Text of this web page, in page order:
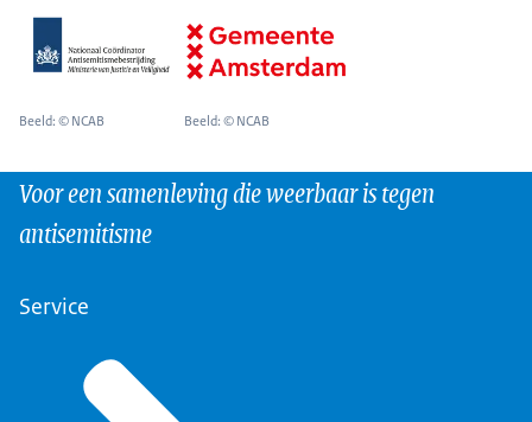
Beeld: © NCAB Beeld: © NCAB
Voor een samenleving die weerbaar is tegen
antisemitisme
Service